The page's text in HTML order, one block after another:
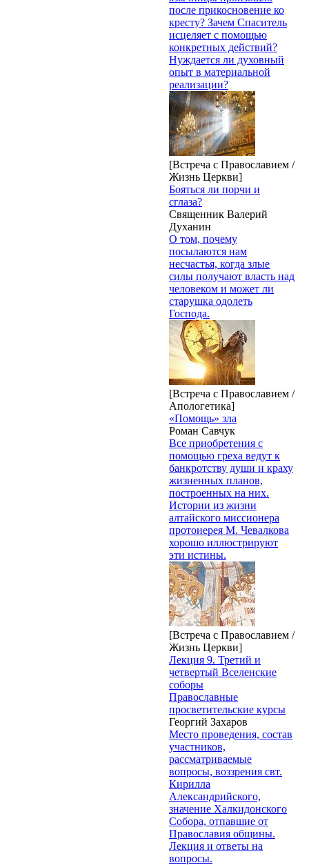
после прикосновение ко
кресту? Зачем Спаситель
исцеляет с помощью
конкретных действий?
Нуждается ли духовный
опыт в материальной
реализации?
[Встреча с Православием /
Жизнь Церкви]
Бояться ли порчи и
сглаза?
Священник Валерий
Духанин
О том, почему
посылаются нам
несчастья, когда злые
силы получают власть над
человеком и может ли
старушка одолеть
Господа.
[Встреча с Православием /
Апологетика]
«Помощь» зла
Роман Савчук
Все приобретения с
помощью греха ведут к
банкротству души и краху
жизненных планов,
построенных на них.
Истории из жизни
алтайского миссионера
протоиерея М. Чевалкова
хорошо иллюстрируют
эти истины.
[Встреча с Православием /
Жизнь Церкви]
Лекция 9. Третий и
четвертый Вселенские
соборы
Православные
просветительские курсы
Георгий Захаров
Место проведения, состав
участников,
рассматриваемые
вопросы, воззрения свт.
Кирилла
Александрийского,
значение Халкидонского
Собора, отпавшие от
Православия общины.
Лекция и ответы на
вопросы.